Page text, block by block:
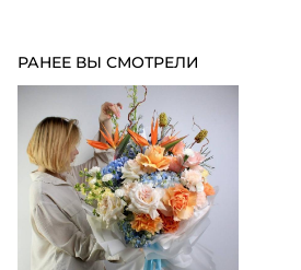
РАНЕЕ ВЫ СМОТРЕЛИ